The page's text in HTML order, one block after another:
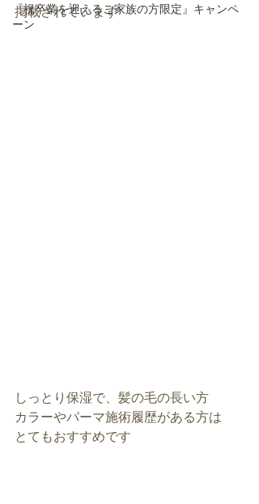
『祝卒業を迎えるご家族の方限定』キャンペ
ーン
掲載されています
しっとり保湿で、髪の毛の長い方
カラーやパーマ施術履歴がある方は
とてもおすすめです